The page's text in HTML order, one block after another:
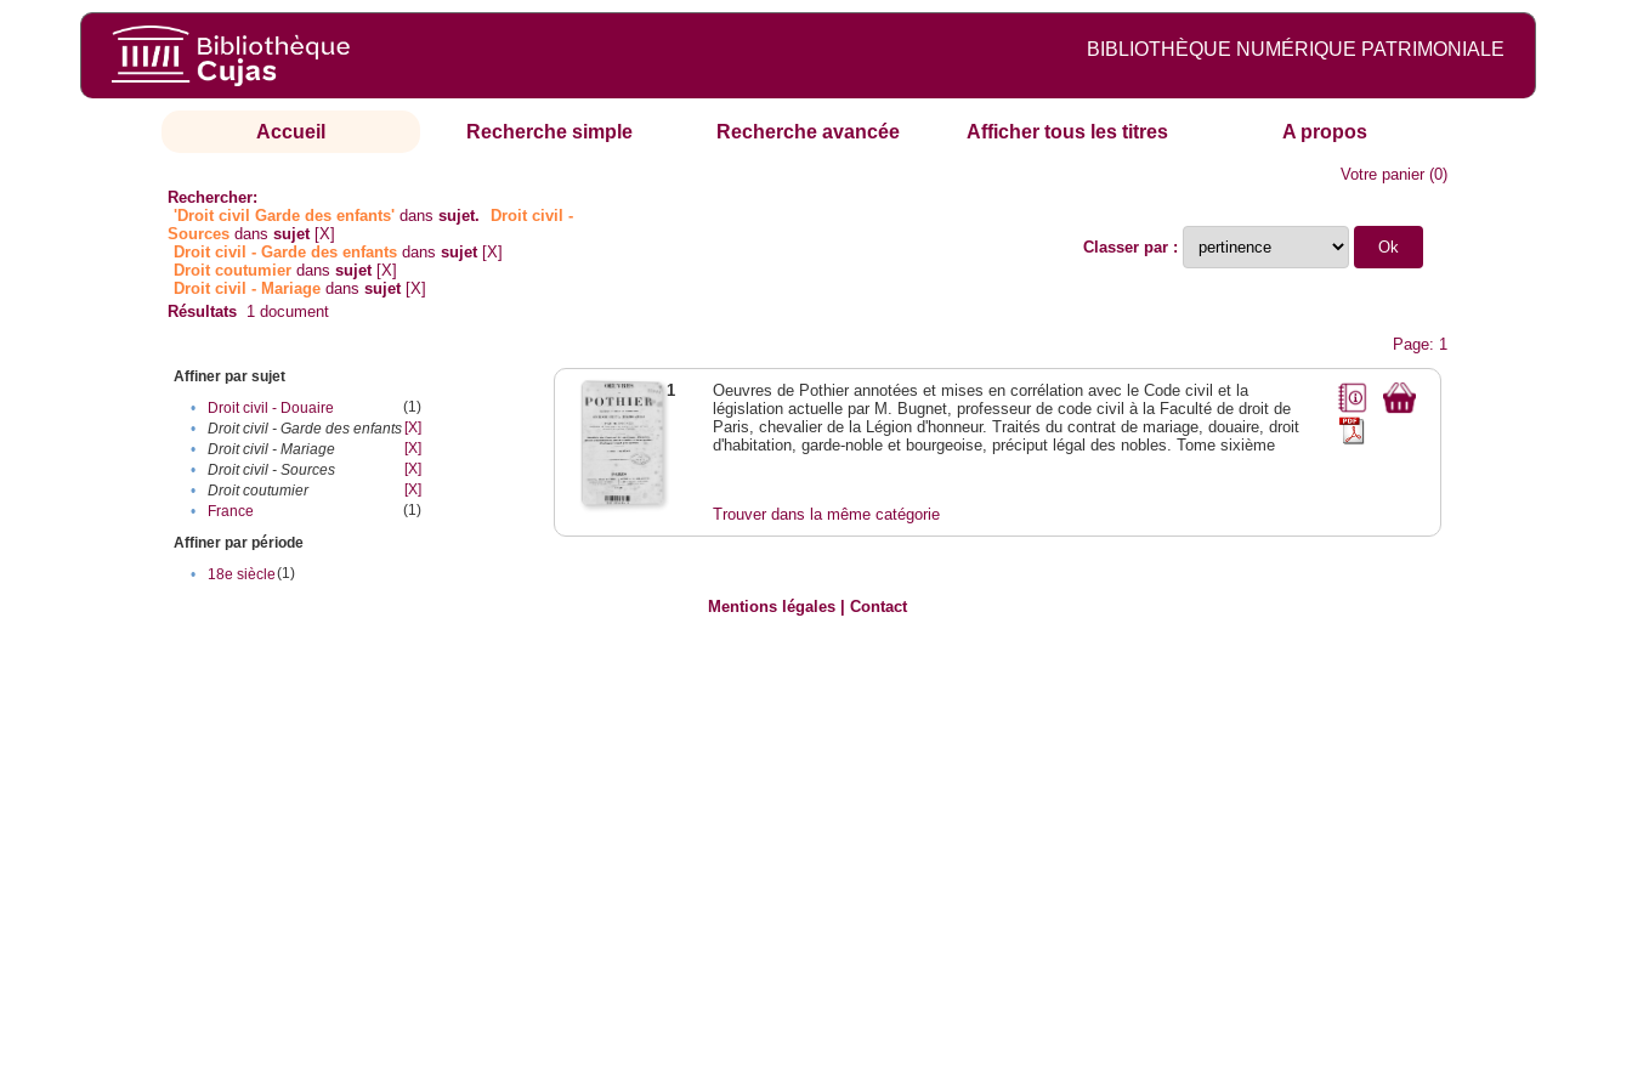
BIBLIOTHÈQUE NUMÉRIQUE PATRIMONIALE
Accueil Recherche simple Recherche avancée Afficher tous les titres A propos
Votre panier(0)
Rechercher:
'Droit civil Garde des enfants' danssujet.
Droit civil -
Sources danssujet [X]
Droit civil - Garde des enfants danssujet [X]
Droit coutumier danssujet [X]
Droit civil - Mariage danssujet [X]
Classer par :
Résultats 1 document
Page: 1
Affiner par sujet
•
Droit civil - Douaire
(1)
•
Droit civil - Garde des enfants [X]
•
Droit civil - Mariage
[X]
•
Droit civil - Sources
[X]
•
Droit coutumier
[X]
•
France
(1)
Affiner par période
•
18e siècle(1)
1
Oeuvres de Pothier annotées et mises en corrélation avec le Code civil et la
législation actuelle par M. Bugnet, professeur de code civil à la Faculté de droit de
Paris, chevalier de la Légion d'honneur. Traités du contrat de mariage, douaire, droit
d'habitation, garde-noble et bourgeoise, préciput légal des nobles. Tome sixième
Trouver dans la même catégorie
Mentions légales |Contact